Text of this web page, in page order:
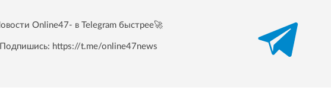
Online47- в Telegram быстрее🚀
Подпишись: https://t.me/online47news